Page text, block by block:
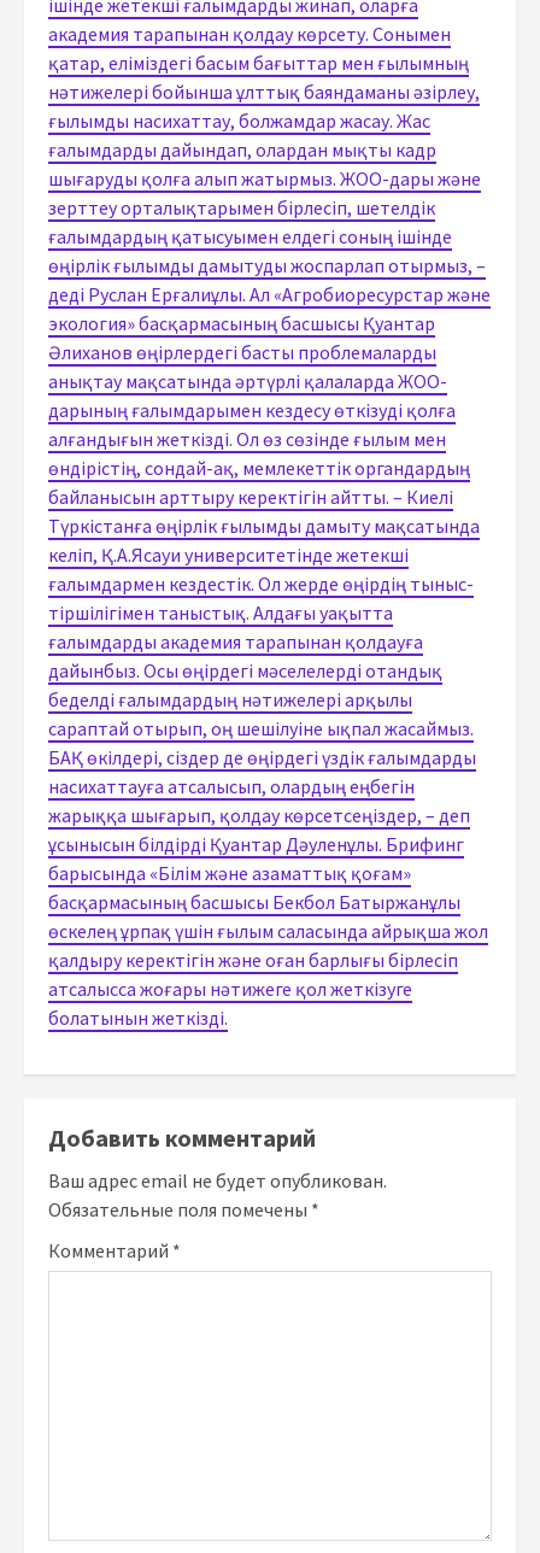
ішінде жетекші ғалымдарды жинап, оларға
академия тарапынан қолдау көрсету. Сонымен
қатар, еліміздегі басым бағыттар мен ғылымның
нәтижелері бойынша ұлттық баяндаманы әзірлеу,
ғылымды насихаттау, болжамдар жасау. Жас
ғалымдарды дайындап, олардан мықты кадр
шығаруды қолға алып жатырмыз. ЖОО-дары және
зерттеу орталықтарымен бірлесіп, шетелдік
ғалымдардың қатысуымен елдегі соның ішінде
өңірлік ғылымды дамытуды жоспарлап отырмыз, –
деді Руслан Ерғалиұлы. Ал «Агробиоресурстар және
экология» басқармасының басшысы Қуантар
Әлиханов өңірлердегі басты проблемаларды
анықтау мақсатында әртүрлі қалаларда ЖОО-
дарының ғалымдарымен кездесу өткізуді қолға
алғандығын жеткізді. Ол өз сөзінде ғылым мен
өндірістің, сондай-ақ, мемлекеттік органдардың
байланысын арттыру керектігін айтты. – Киелі
Түркістанға өңірлік ғылымды дамыту мақсатында
келіп, Қ.А.Ясауи университетінде жетекші
ғалымдармен кездестік. Ол жерде өңірдің тыныс-
тіршілігімен таныстық. Алдағы уақытта
ғалымдарды академия тарапынан қолдауға
дайынбыз. Осы өңірдегі мәселелерді отандық
беделді ғалымдардың нәтижелері арқылы
сараптай отырып, оң шешілуіне ықпал жасаймыз.
БАҚ өкілдері, сіздер де өңірдегі үздік ғалымдарды
насихаттауға атсалысып, олардың еңбегін
жарыққа шығарып, қолдау көрсетсеңіздер, – деп
ұсынысын білдірді Қуантар Дәуленұлы. Брифинг
барысында «Білім және азаматтық қоғам»
басқармасының басшысы Бекбол Батыржанұлы
өскелең ұрпақ үшін ғылым саласында айрықша жол
қалдыру керектігін және оған барлығы бірлесіп
атсалысса жоғары нәтижеге қол жеткізуге
болатынын жеткізді.
Добавить комментарий
Ваш адрес email не будет опубликован.
Обязательные поля помечены *
Комментарий *